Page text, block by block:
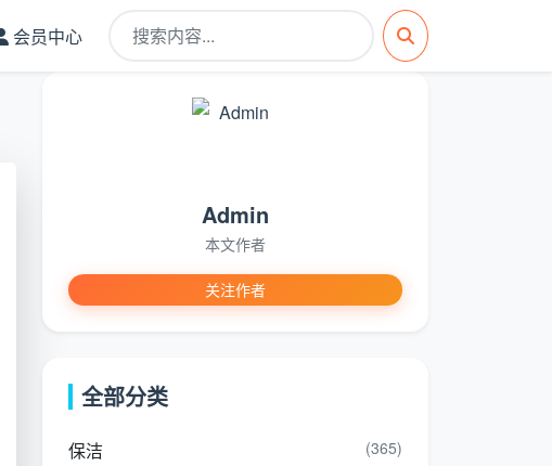
会员中心
Admin
本文作者
关注作者
全部分类
保洁 (365)